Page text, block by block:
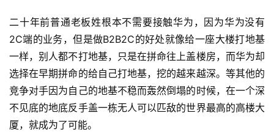
二十年前普通老板姓根本不需要接触华为，因为华为没有
2C端的业务，但是做B2B2C的好处就像给一座大楼打地基
一样，别人都不打地基，只是在拼命往上盖楼房，而华为却
选择在早期拼命的给自己打地基，挖的越来越深。等其他的
竞争对手因为自己的地基不稳而轰然倒塌的时候，在一个深
不见底的地底反手盖一栋无人可以匹敌的世界最高的高楼大
厦，就成为了可能。